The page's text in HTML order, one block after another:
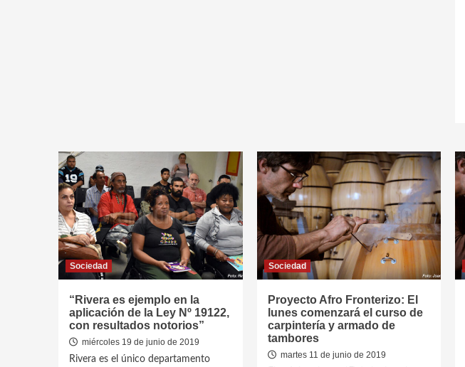
Sociedad
“Rivera es ejemplo en la
aplicación de la Ley Nº 19122,
con resultados notorios”
miércoles 19 de junio de 2019
Rivera es el único departamento
Sociedad
Proyecto Afro Fronterizo: El
lunes comenzará el curso de
carpintería y armado de
tambores
martes 11 de junio de 2019